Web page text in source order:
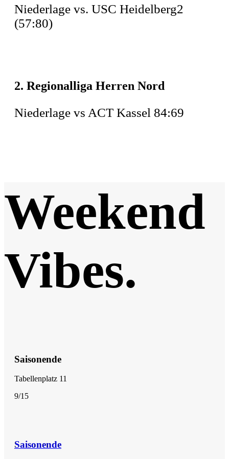
Niederlage vs. USC Heidelberg2
(57:80)
2. Regionalliga Herren Nord
Niederlage vs ACT Kassel 84:69
Weekend
Vibes.
Saisonende
Tabellenplatz 11
9/15
Saisonende